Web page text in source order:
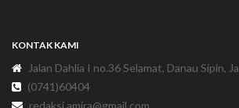
KONTAK KAMI
Jalan Dahlia I no.36 Selamat, Danau Sipin,
(0741)60404